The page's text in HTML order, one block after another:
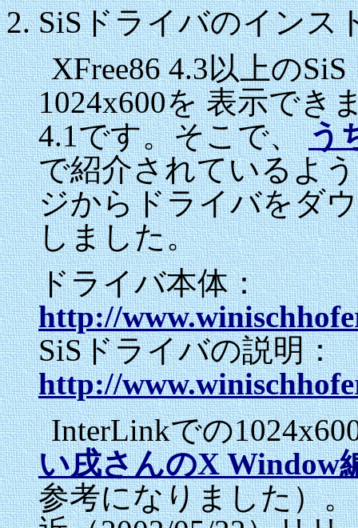
SiSドライバのインス
XFree86 4.3以上の
1024x600を 表示でき
4.1です。そこで、う
で紹介されているよ
ジからドライバをダ
しました。
ドライバ本体：
http://
SiSドライバの説明：
http://
InterLinkでの
い戌さんのX Window
参考になりました）